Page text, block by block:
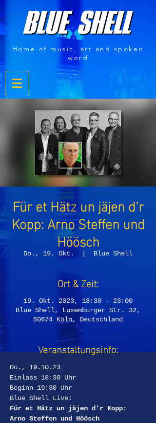
Home of music, art and spoken
word
Für et Hätz un jäjen d‘r
Kopp: Arno Steffen und
Höösch
Do., 19. Okt. Blue Shell
Ort & Zeit:
19. Okt. 2023, 18:30 – 23:00
Blue Shell, Luxemburger Str. 32,
50674 Köln, Deutschland
Veranstaltungsinfo:
Do., 19.10.23
Einlass 18:30 Uhr
Beginn 19:30 Uhr
Blue Shell Live:
Für et Hätz un jäjen d‘r Kopp:
Arno Steffen und Höösch